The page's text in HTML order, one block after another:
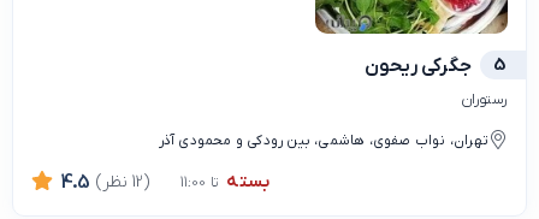
5 جگرکی ریحون
رستوران
تهران، نواب صفوی، هاشمی، بین رودکی و محمودی آذر
بسته تا 11:00 4.5 (12 نظر)